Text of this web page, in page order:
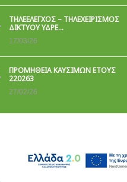
ΤΗΛΕΕΛΕΓΧΟΣ – ΤΗΛΕΧΕΙΡΙΣΜΟΣ
ΔΙΚΤΥΟΥ ΥΔΡΕ…
17/03/26
ΠΡΟΜΗΘΕΙΑ ΚΑΥΣΙΜΩΝ ΕΤΟΥΣ
220263
27/02/26